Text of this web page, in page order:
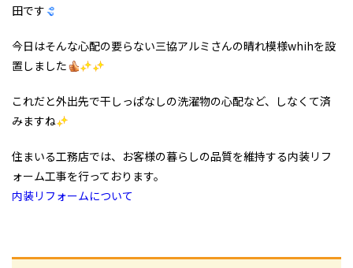
田です
今日はそんな心配の要らない三協アルミさんの晴れ模様whihを設
置しました
これだと外出先で干しっぱなしの洗濯物の心配など、しなくて済
みますね
住まいる工務店では、お客様の暮らしの品質を維持する内装リフ
ォーム工事を行っております。
内装リフォームについて